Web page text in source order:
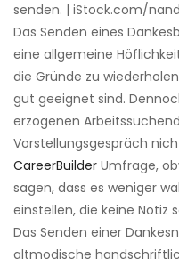
senden. | iStock.com/
Das Senden eines
eine allgemeine
die Gründe zu
gut geeignet sind.
erzogenen
Vorstellungsgespräch
CareerBuilder Umfrage,
sagen, dass es weniger
einstellen, die keine Notiz
Das Senden einer
altmodische